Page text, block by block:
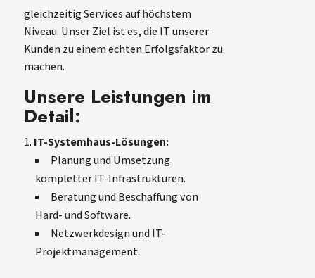
gleichzeitig Services auf höchstem
Niveau. Unser Ziel ist es, die IT unserer
Kunden zu einem echten Erfolgsfaktor zu
machen.
Unsere Leistungen im
Detail:
IT-Systemhaus-Lösungen:
Planung und Umsetzung
kompletter IT-Infrastrukturen.
Beratung und Beschaffung von
Hard- und Software.
Netzwerkdesign und IT-
Projektmanagement.